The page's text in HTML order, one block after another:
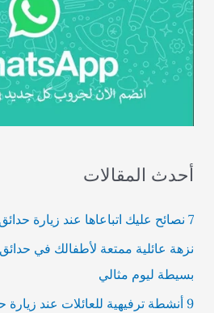
أحدث المقالات
7 نصائح عليك اتباعاها عند زيارة حدائق اكتوبر مع العائلة
بسيطة ليوم مثالي
9 أنشطة ترفيهية للعائلات عند زيارة حدائق 6 اكتوبر خلال العيد